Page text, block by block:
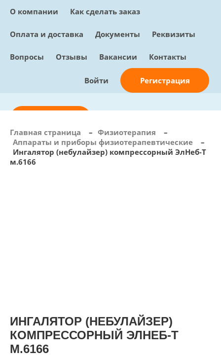
О компании Как сделать заказ
Оплата и доставка Документы Реквизиты
Вопросы Отзывы Вакансии Контакты
Войти Регистрация
info@sunmed.ru
Главная страница – Физиотерапия
–
Аппараты и приборы физиотерапевтические
–
Ингалятор (небулайзер) компрессорный ЭлНеб-Т
м.6166
ИНГАЛЯТОР (НЕБУЛАЙЗЕР)
КОМПРЕССОРНЫЙ ЭЛНЕБ-Т
М.6166